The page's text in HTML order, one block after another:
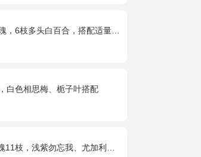
枝多头白百合，搭配适量尤加利叶装饰
白色相思梅、栀子叶搭配
枝，浅紫勿忘我、尤加利搭配